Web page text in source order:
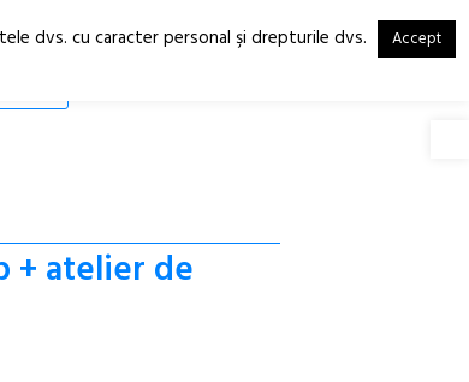
RO
EN
+ atelier de
dvs. cu caracter personal şi drepturile dvs. Accept